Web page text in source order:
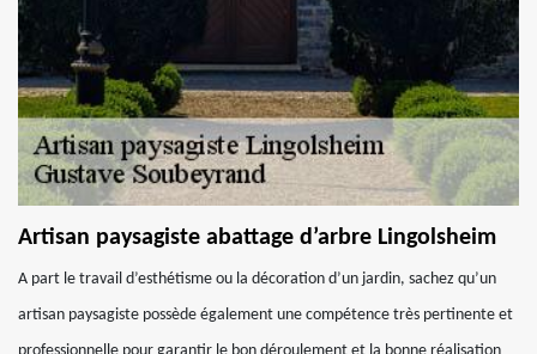
Artisan paysagiste abattage d’arbre Lingolsheim
A part le travail d’esthétisme ou la décoration d’un jardin, sachez qu’un
artisan paysagiste possède également une compétence très pertinente et